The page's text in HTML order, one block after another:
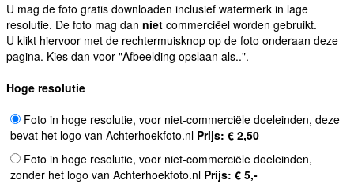
U mag de foto gratis downloaden inclusief watermerk in lage
resolutie. De foto mag dan niet commerciëel worden gebruikt.
U klikt hiervoor met de rechtermuisknop op de foto onderaan deze
pagina. Kies dan voor "Afbeelding opslaan als..".
Hoge resolutie
Foto in hoge resolutie, voor niet-commerciële doeleinden, deze
bevat het logo van Achterhoekfoto.nl Prijs: € 2,50
Foto in hoge resolutie, voor niet-commerciële doeleinden,
zonder het logo van Achterhoekfoto.nl Prijs: € 5,-